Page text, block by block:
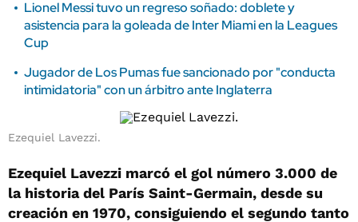
Lionel Messi tuvo un regreso soñado: doblete y
asistencia para la goleada de Inter Miami en la Leagues
Cup
Jugador de Los Pumas fue sancionado por "conducta
intimidatoria" con un árbitro ante Inglaterra
Ezequiel Lavezzi.
Ezequiel Lavezzi marcó el gol número 3.000 de
la historia del París Saint-Germain, desde su
creación en 1970, consiguiendo el segundo tanto